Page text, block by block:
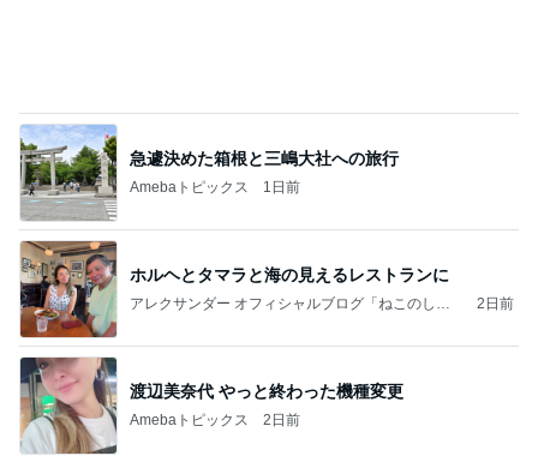
渡辺美奈代 やっと終わった機種変更
Amebaトピックス 2日前
アルツハイマー病が第3の糖尿病と呼ばれる理由…
糖の摂りすぎが脳細胞を破壊しかねないインスリン
の恐
サクラサク ご縁の神様ありがとうございます☆ 5日前
スラスラ出てくる自分の嫌いなところ
Amebaトピックス 2日前